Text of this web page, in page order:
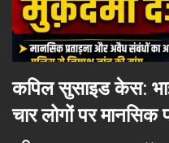
कपिल सुसाइड केस:
चार लोगों पर मानसिक